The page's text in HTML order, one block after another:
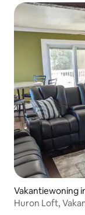
Vakantiewoning
Huron Loft,